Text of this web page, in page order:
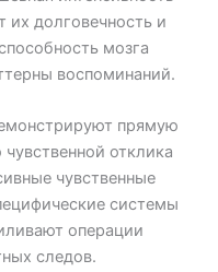
их долговечность и
мозга
воспоминаний.
прямую
отклика
чувственные
системы
операции
следов.